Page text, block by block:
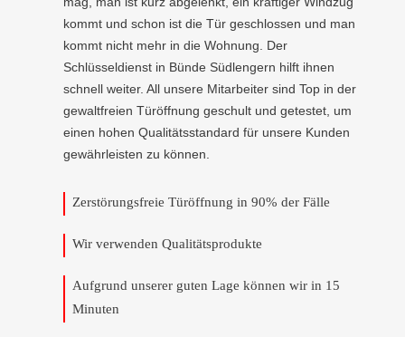
kommt und schon ist die Tür geschlossen und man
kommt nicht mehr in die Wohnung. Der
Schlüsseldienst in Bünde Südlengern hilft ihnen
schnell weiter. All unsere Mitarbeiter sind Top in der
gewaltfreien Türöffnung geschult und getestet, um
einen hohen Qualitätsstandard für unsere Kunden
gewährleisten zu können.
Zerstörungsfreie Türöffnung in 90% der Fälle
Wir verwenden Qualitätsprodukte
Aufgrund unserer guten Lage können wir in 15
Minuten